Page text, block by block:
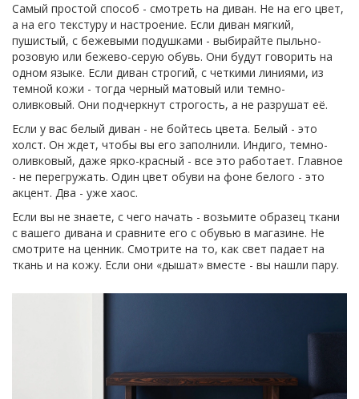
Самый простой способ - смотреть на диван. Не на его цвет,
а на его текстуру и настроение. Если диван мягкий,
пушистый, с бежевыми подушками - выбирайте пыльно-
розовую или бежево-серую обувь. Они будут говорить на
одном языке. Если диван строгий, с четкими линиями, из
темной кожи - тогда черный матовый или темно-
оливковый. Они подчеркнут строгость, а не разрушат её.
Если у вас белый диван - не бойтесь цвета. Белый - это
холст. Он ждет, чтобы вы его заполнили. Индиго, темно-
оливковый, даже ярко-красный - все это работает. Главное
- не перегружать. Один цвет обуви на фоне белого - это
акцент. Два - уже хаос.
Если вы не знаете, с чего начать - возьмите образец ткани
с вашего дивана и сравните его с обувью в магазине. Не
смотрите на ценник. Смотрите на то, как свет падает на
ткань и на кожу. Если они «дышат» вместе - вы нашли пару.